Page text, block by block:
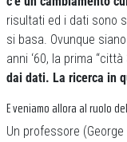
risultati ed i dati sono
si basa. Ovunque
anni ‘60, la prima
dai dati. La ricerca in
E veniamo allora al ruolo
Un professore